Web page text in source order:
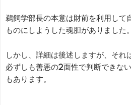
鵜飼学部長の本意は財前を利用して
ものにしようした魂胆がありました。
しかし、詳細は後述しますが、それ
必ずしも善悪の2面性で判断できな
もあります。